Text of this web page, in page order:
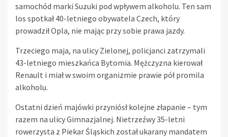
samochód marki Suzuki pod wpływem alkoholu. Ten sam
los spotkał 40-letniego obywatela Czech, który
prowadził Opla, nie mając przy sobie prawa jazdy.
Trzeciego maja, na ulicy Zielonej, policjanci zatrzymali
43-letniego mieszkańca Bytomia. Mężczyzna kierował
Renault i miał w swoim organizmie prawie pół promila
alkoholu.
Ostatni dzień majówki przyniósł kolejne złapanie – tym
razem na ulicy Gimnazjalnej. Nietrzeźwy 35-letni
rowerzysta z Piekar Śląskich został ukarany mandatem